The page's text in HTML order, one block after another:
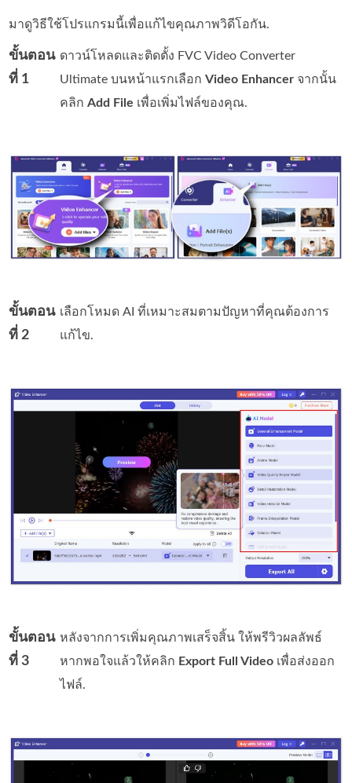
มาดูวิธีใช้โปรแกรมนี้เพื่อแก้ไขคุณภาพวิดีโอกัน.
ขั้นตอน
ที่ 1
ดาวน์โหลดและติดตั้ง FVC Video Converter
Ultimate บนหน้าแรกเลือกVideo Enhancer จากนั้น
คลิกAdd File เพื่อเพิ่มไฟล์ของคุณ.
ขั้นตอน
ที่ 2
เลือกโหมด AI ที่เหมาะสมตามปัญหาที่คุณต้องการ
แก้ไข.
ขั้นตอน
ที่ 3
หลังจากการเพิ่มคุณภาพเสร็จสิ้น ให้พรีวิวผลลัพธ์
หากพอใจแล้วให้คลิก Export Full Video เพื่อส่งออก
ไฟล์.